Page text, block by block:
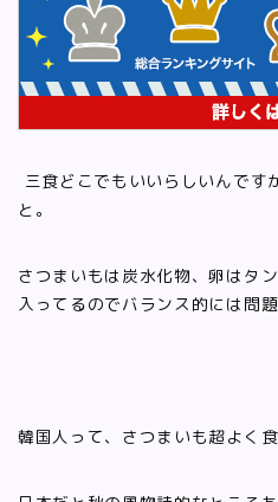
三食どこでもいいらしいんです
と。
さつまいもは炭水化物、卵はタ
入ってるのでバランス的には問題
韓国人って、さつまいも超よく